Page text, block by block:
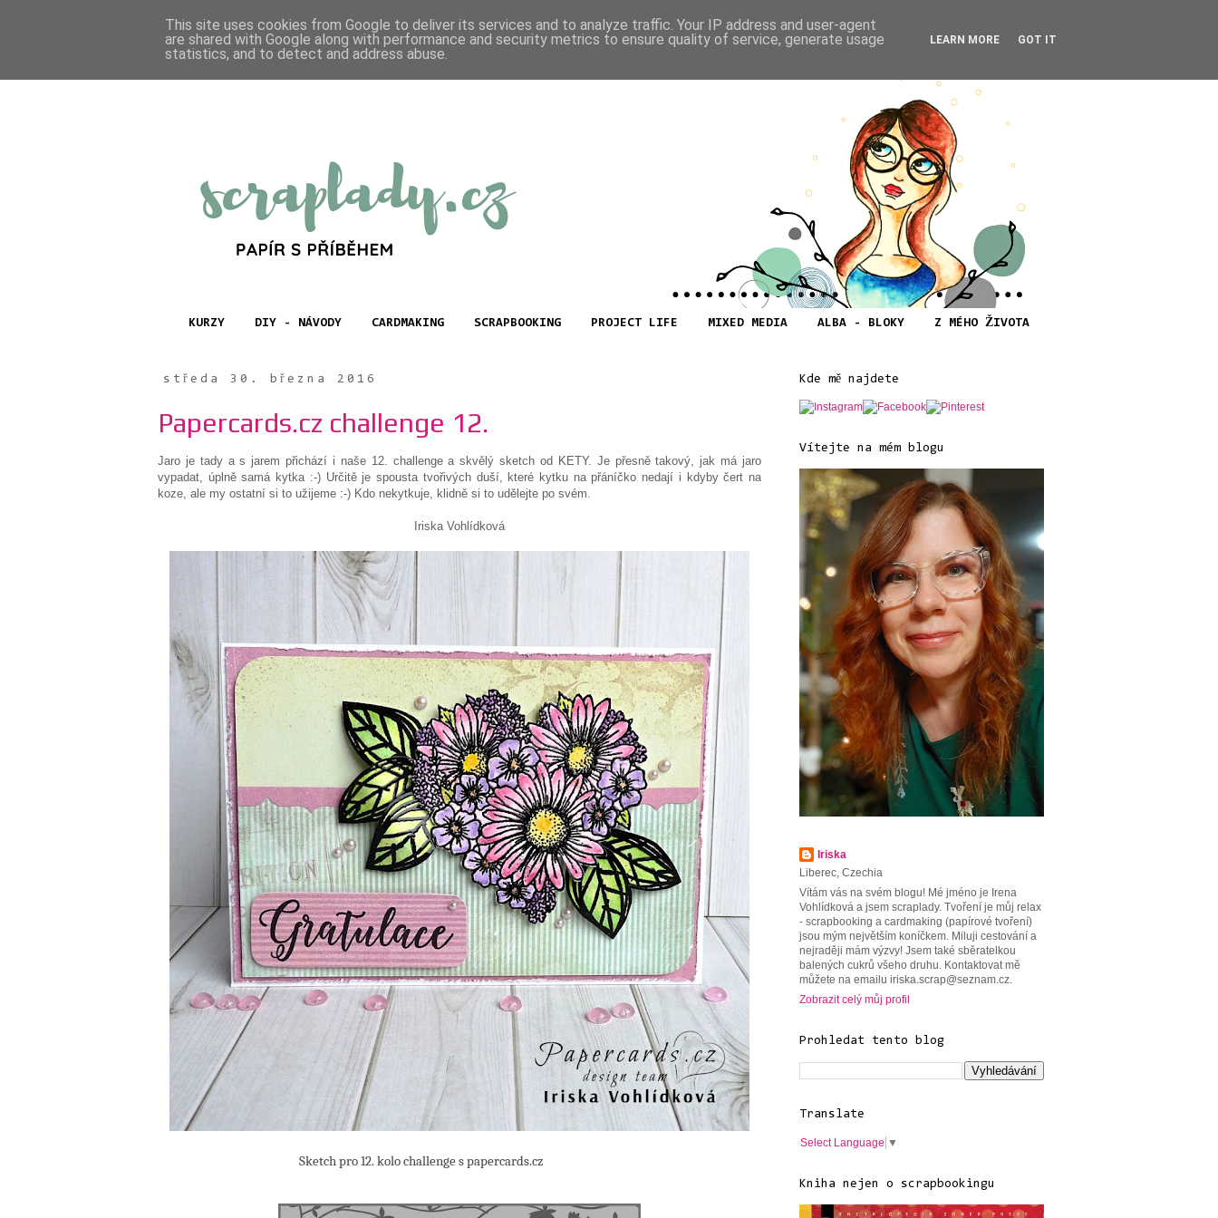
KURZY DIY - NÁVODY CARDMAKING SCRAPBOOKING PROJECT LIFE MIXED MEDIA ALBA - BLOKY Z MÉHO ŽIVOTA
středa 30. března 2016
Papercards.cz challenge 12.
Jaro je tady a s jarem přichází i naše 12. challenge a skvělý sketch od KETY. Je přesně takový, jak má jaro
vypadat, úplně samá kytka :-) Určitě je spousta tvořivých duší, které kytku na přáníčko nedají i kdyby čert na
koze, ale my ostatní si to užijeme :-) Kdo nekytkuje, klidně si to udělejte po svém.
Iriska Vohlídková
Sketch pro 12. kolo challenge s papercards.cz
Kde mě najdete
Vítejte na mém blogu
Iriska
Liberec, Czechia
Vítám vás na svém blogu! Mé jméno je Irena
Vohlídková a jsem scraplady. Tvoření je můj relax
- scrapbooking a cardmaking (papírové tvoření)
jsou mým největším koníčkem. Miluji cestování a
nejraději mám výzvy! Jsem také sběratelkou
balených cukrů všeho druhu. Kontaktovat mě
můžete na emailu iriska.scrap@seznam.cz.
Zobrazit celý můj profil
Prohledat tento blog
Translate
Select Language ▼
Kniha nejen o scrapbookingu
This site uses cookies from Google to deliver its services and to analyze traffic. Your IP address and user-agent
are shared with Google along with performance and security metrics to ensure quality of service, generate usage
statistics, and to detect and address abuse.
LEARN MORE GOT IT